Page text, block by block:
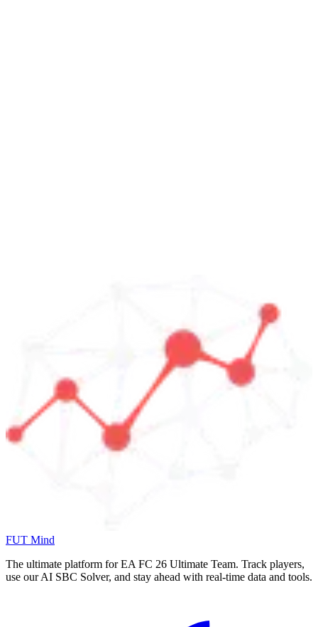
FUT Mind
The ultimate platform for EA FC 26 Ultimate Team. Track players,
use our AI SBC Solver, and stay ahead with real-time data and tools.